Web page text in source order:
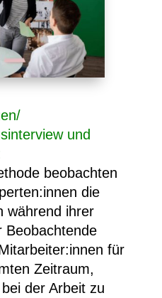
und
beobachten
die
während ihrer
Beobachtende
für
Zeitraum,
der Arbeit zu